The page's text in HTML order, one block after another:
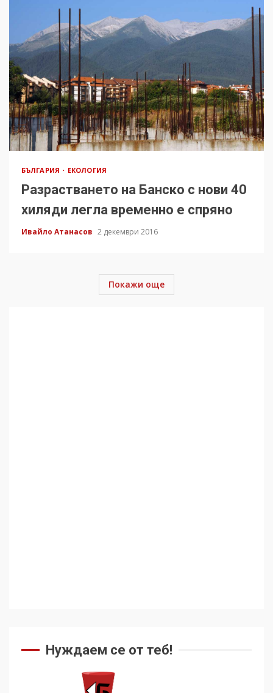
БЪЛГАРИЯ ЕКОЛОГИЯ
Разрастването на Банско с нови 40
хиляди легла временно е спряно
Ивайло Атанасов 2 декември 2016
Покажи още
Нуждаем се от теб!